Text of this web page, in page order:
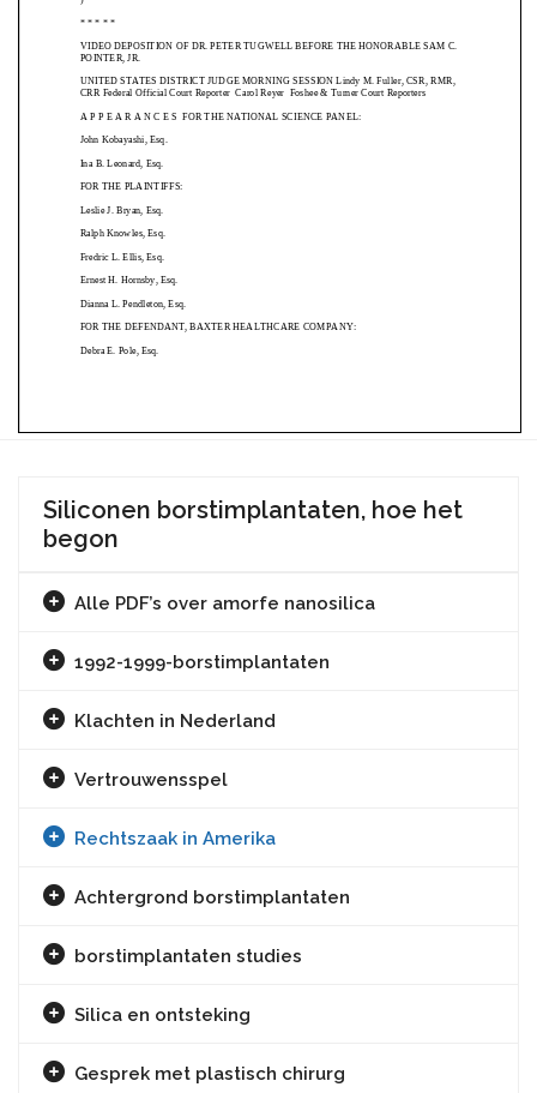
Siliconen borstimplantaten, hoe het
begon
Alle PDF’s over amorfe nanosilica
1992-1999-borstimplantaten
Klachten in Nederland
Vertrouwensspel
Rechtszaak in Amerika
Achtergrond borstimplantaten
borstimplantaten studies
Silica en ontsteking
Gesprek met plastisch chirurg